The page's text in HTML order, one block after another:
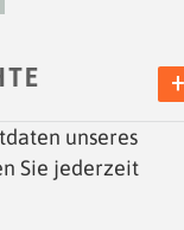
unseres
Sie jederzeit